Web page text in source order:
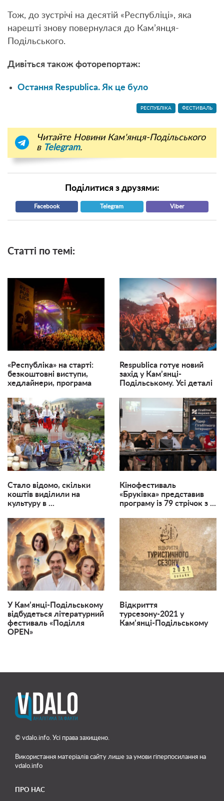
Тож, до зустрічі на десятій «Республіці», яка
нарешті знову повернулася до Кам’янця-
Подільського.
Дивіться також фоторепортаж:
Остання Respublica. Як це було
РЕСПУБЛІКА ФЕСТИВАЛЬ
Читайте Новини Кам'янця-Подільського
в Telegram.
Поділитися з друзями:
Facebook Telegram Viber
Статті по темі:
«Республіка» на старті:
безкоштовні виступи,
хедлайнери, програма
Respublica готує новий
захід у Кам’янці-
Подільському. Усі деталі
Стало відомо, скільки
коштів виділили на
культуру в ...
Кінофестиваль
«Бруківка» представив
програму із 79 стрічок з ...
У Кам’янці-Подільському
відбудеться літературний
фестиваль «Поділля
OPEN»
Відкриття
турсезону-2021 у
Кам’янці-Подільському
© vdalo.info. Усі права захищено.
Використання матеріалів сайту лише за умови гіперпосилання на
vdalo.info
ПРО НАС